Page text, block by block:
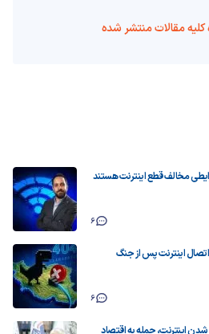
مقالات منتشر شده
مخالف قطع اینترنت هستند
6
اتصال اینترنت پس از جنگ
6
اینترنت، حمله به اقتصاد